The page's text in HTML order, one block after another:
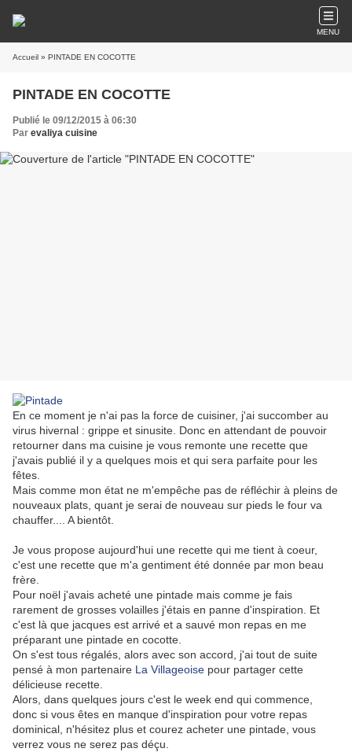
MENU
Accueil » PINTADE EN COCOTTE
PINTADE EN COCOTTE
Publié le 09/12/2015 à 06:30
Par evaliya cuisine
En ce moment je n'ai pas la force de cuisiner, j'ai succomber au
virus hivernal : grippe et sinusite. Donc en attendant de pouvoir
retourner dans ma cuisine je vous remonte une recette que
j'avais publié il y a quelques mois et qui sera parfaite pour les
fêtes.
Mais comme mon état ne m'empêche pas de réfléchir à pleins de
nouveaux plats, quant je serai de nouveau sur pieds le four va
chauffer.... A bientôt.
Je vous propose aujourd'hui une recette qui me tient à coeur,
c'est une recette que m'a gentiment été donnée par mon beau
frère.
Pour noël j'avais acheté une pintade mais comme je fais
rarement de grosses volailles j'étais en panne d'inspiration. Et
c'est là que jacques est arrivé et a sauvé mon repas en me
préparant une pintade en cocotte.
On s'est tous régalés, alors avec son accord, j'ai tout de suite
pensé à mon partenaire La Villageoise pour partager cette
délicieuse recette.
Alors, dans quelques jours c'est le week end qui commence,
donc si vous êtes en manque d'inspiration pour votre repas
dominical, n'hésitez plus et courez acheter une pintade, vous
verrez vous ne serez pas déçu.